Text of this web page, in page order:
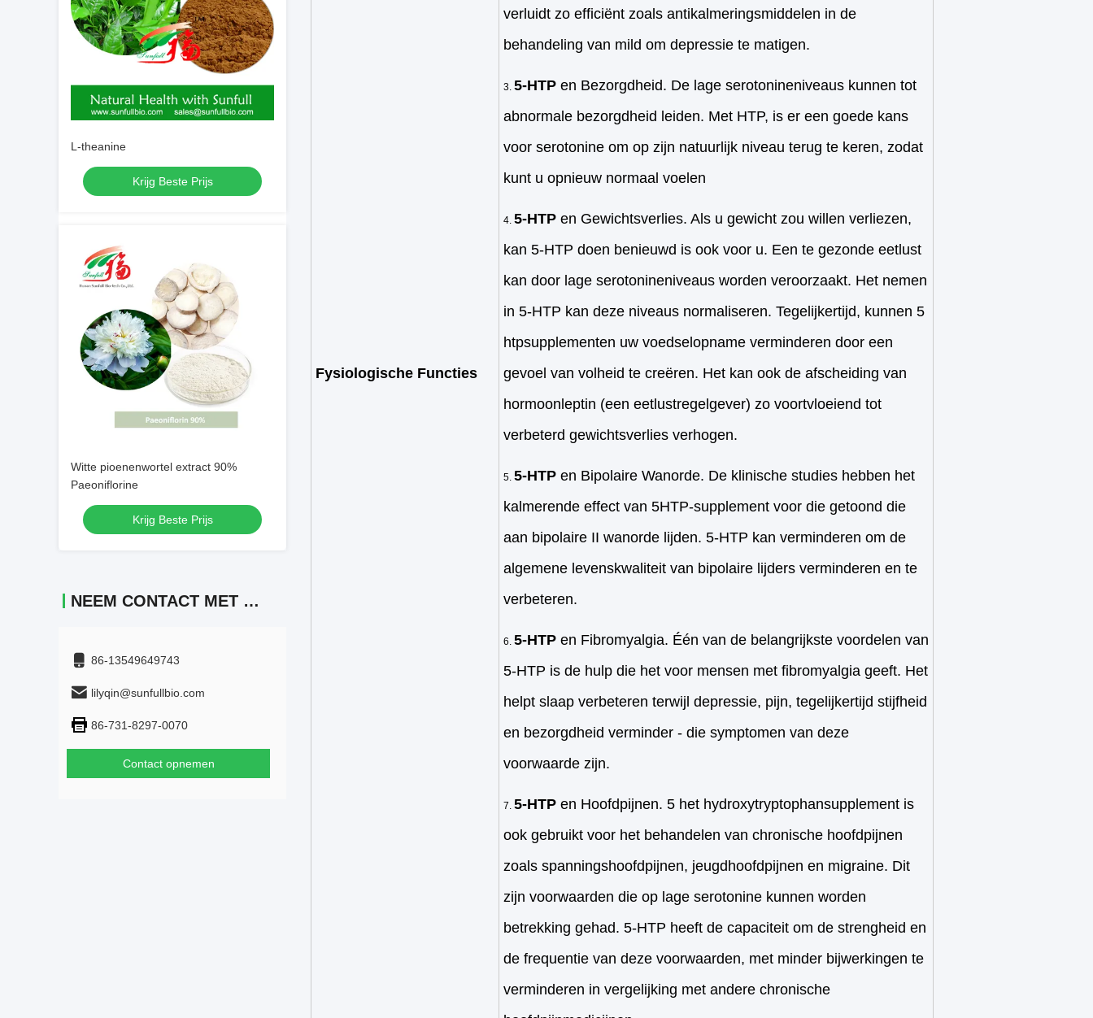
L-theanine
Krijg Beste Prijs
Witte pioenenwortel extract 90%
Paeoniflorine
Krijg Beste Prijs
NEEM CONTACT MET ONS OP
86-13549649743
lilyqin@sunfullbio.com
86-731-8297-0070
Contact opnemen
Fysiologische Functies
verluidt zo efficiënt zoals antikalmeringsmiddelen in de
behandeling van mild om depressie te matigen.
5-HTP en Bezorgdheid. De lage serotonineniveaus kunnen tot
abnormale bezorgdheid leiden. Met HTP, is er een goede kans
voor serotonine om op zijn natuurlijk niveau terug te keren, zodat
kunt u opnieuw normaal voelen
5-HTP en Gewichtsverlies. Als u gewicht zou willen verliezen,
kan 5-HTP doen benieuwd is ook voor u. Een te gezonde eetlust
kan door lage serotonineniveaus worden veroorzaakt. Het nemen
in 5-HTP kan deze niveaus normaliseren. Tegelijkertijd, kunnen 5
htpsupplementen uw voedselopname verminderen door een
gevoel van volheid te creëren. Het kan ook de afscheiding van
hormoonleptin (een eetlustregelgever) zo voortvloeiend tot
verbeterd gewichtsverlies verhogen.
5-HTP en Bipolaire Wanorde. De klinische studies hebben het
kalmerende effect van 5HTP-supplement voor die getoond die
aan bipolaire II wanorde lijden. 5-HTP kan verminderen om de
algemene levenskwaliteit van bipolaire lijders verminderen en te
verbeteren.
5-HTP en Fibromyalgia. Één van de belangrijkste voordelen van
5-HTP is de hulp die het voor mensen met fibromyalgia geeft. Het
helpt slaap verbeteren terwijl depressie, pijn, tegelijkertijd stijfheid
en bezorgdheid verminder - die symptomen van deze
voorwaarde zijn.
5-HTP en Hoofdpijnen. 5 het hydroxytryptophansupplement is
ook gebruikt voor het behandelen van chronische hoofdpijnen
zoals spanningshoofdpijnen, jeugdhoofdpijnen en migraine. Dit
zijn voorwaarden die op lage serotonine kunnen worden
betrekking gehad. 5-HTP heeft de capaciteit om de strengheid en
de frequentie van deze voorwaarden, met minder bijwerkingen te
verminderen in vergelijking met andere chronische